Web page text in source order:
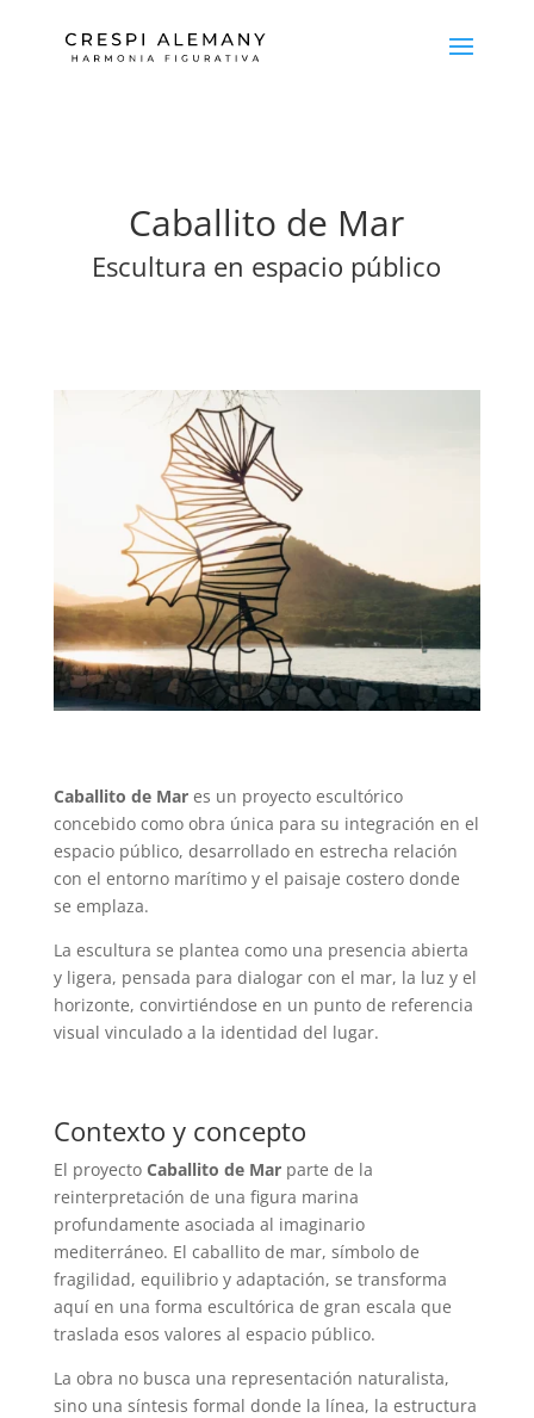
Caballito de Mar
Escultura en espacio público
Caballito de Mares un proyecto escultórico
concebido como obra única para su integración en el
espacio público, desarrollado en estrecha relación
con el entorno marítimo y el paisaje costero donde
se emplaza.
La escultura se plantea como una presencia abierta
y ligera, pensada para dialogar con el mar, la luz y el
horizonte, convirtiéndose en un punto de referencia
visual vinculado a la identidad del lugar.
Contexto y concepto
El proyecto Caballito de Marparte de la
reinterpretación de una figura marina
profundamente asociada al imaginario
mediterráneo. El caballito de mar, símbolo de
fragilidad, equilibrio y adaptación, se transforma
aquí en una forma escultórica de gran escala que
traslada esos valores al espacio público.
La obra no busca una representación naturalista,
sino una síntesis formal donde la línea, la estructura